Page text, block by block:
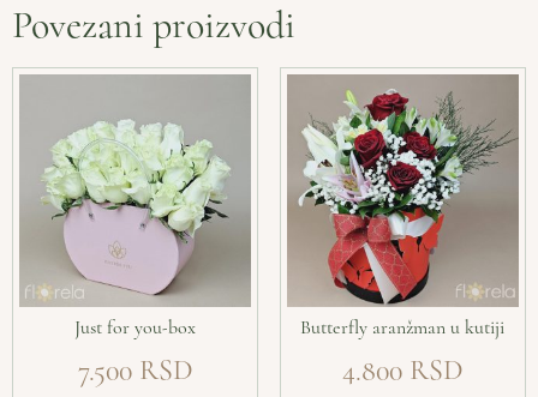
Povezani proizvodi
Just for you-box
7.500
Butterfly aranžman u kutiji
4.800